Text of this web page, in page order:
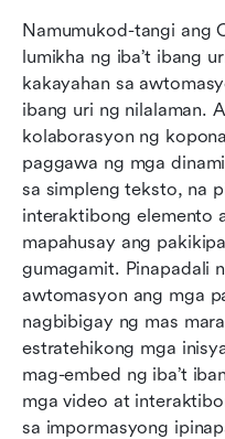
Namumukod-tangi ang
lumikha ng iba’t ibang
kakayahan sa
ibang uri ng nilalaman.
kolaborasyon ng
paggawa ng mga
sa simpleng teksto, na
interaktibong elemento
mapahusay ang
gumagamit. Pinapadali
awtomasyon ang mga
nagbibigay ng mas
estratehikong mga
mag-embed ng iba’t
mga video at
sa impormasyong